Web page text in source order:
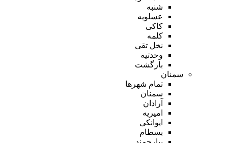
شنبه
عسلویه
کاکی
کلمه
نخل تقی
وحدتیه
بازگشت
سمنان
تمام شهر‌ها
سمنان
آرادان
امیریه
ایوانکی
بسطام